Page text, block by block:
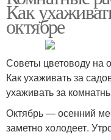
Как
октябре
Советы цветоводу на
Как ухаживать за
ухаживать за
Октябрь — осенний
заметно холодеет.